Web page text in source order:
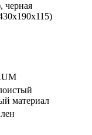
черная
материал